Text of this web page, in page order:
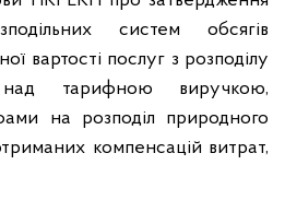
систем обсягів
вартості послуг з розподілу
тарифною виручкою,
на розподіл природного
компенсацій витрат,